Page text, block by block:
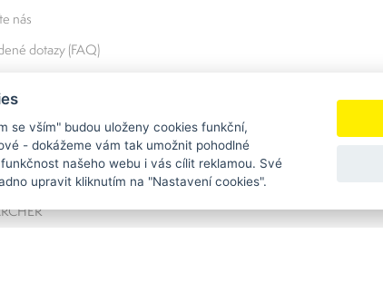
nás
dotazy (FAQ)
se vším" budou uloženy cookies funkční,
- dokážeme vám tak umožnit pohodlné
našeho webu i vás cílit reklamou. Své
upravit kliknutím na "Nastavení cookies".